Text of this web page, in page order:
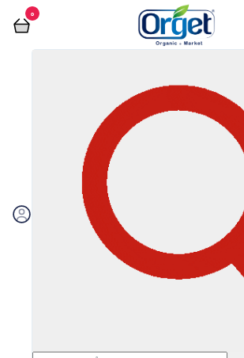
0
فروشگاه آنلاین اُرگت